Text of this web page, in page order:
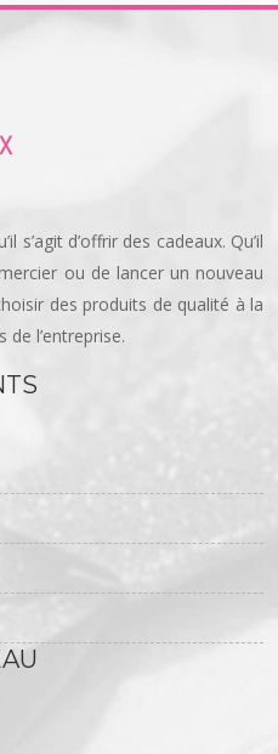
s’agit d’offrir des cadeaux. Qu’il
ou de lancer un nouveau
des produits de qualité à la
de l’entreprise.